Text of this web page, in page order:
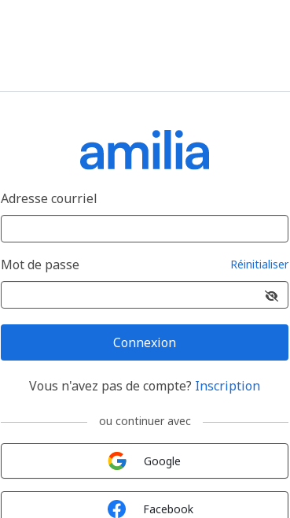
Adresse courriel
Mot de passe Réinitialiser
Connexion
Vous n'avez pas de compte? Inscription
ou continuer avec
Google
Facebook